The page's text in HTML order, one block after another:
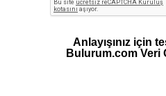
Anlayışınız için
Bulurum.com Veri